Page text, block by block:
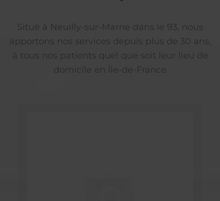
Situé à Neuilly-sur-Marne dans le 93, nous
apportons nos services depuis plus de 30 ans,
à tous nos patients quel que soit leur lieu de
domicile en Île-de-France